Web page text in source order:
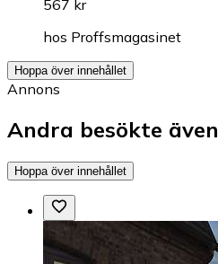
567 kr
hos Proffsmagasinet
Hoppa över innehållet
Annons
Andra besökte även
Hoppa över innehållet